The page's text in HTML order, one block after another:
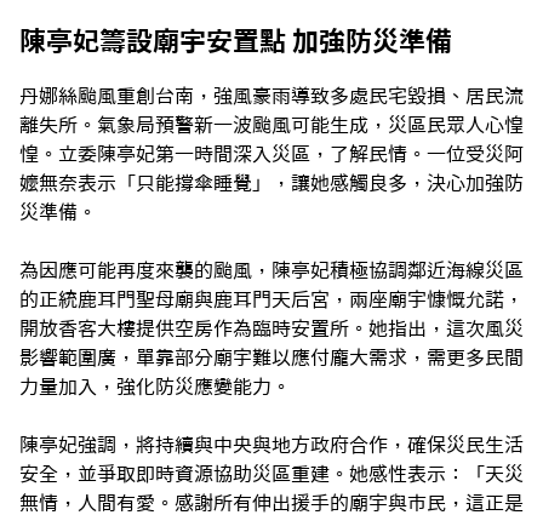
陳亭妃籌設廟宇安置點 加強防災準備
丹娜絲颱風重創台南，強風豪雨導致多處民宅毀損、居民流
離失所。氣象局預警新一波颱風可能生成，災區民眾人心惶
惶。立委陳亭妃第一時間深入災區，了解民情。一位受災阿
嬤無奈表示「只能撐傘睡覺」，讓她感觸良多，決心加強防
災準備。
為因應可能再度來襲的颱風，陳亭妃積極協調鄰近海線災區
的正統鹿耳門聖母廟與鹿耳門天后宮，兩座廟宇慷慨允諾，
開放香客大樓提供空房作為臨時安置所。她指出，這次風災
影響範圍廣，單靠部分廟宇難以應付龐大需求，需更多民間
力量加入，強化防災應變能力。
陳亭妃強調，將持續與中央與地方政府合作，確保災民生活
安全，並爭取即時資源協助災區重建。她感性表示：「天災
無情，人間有愛。感謝所有伸出援手的廟宇與市民，這正是